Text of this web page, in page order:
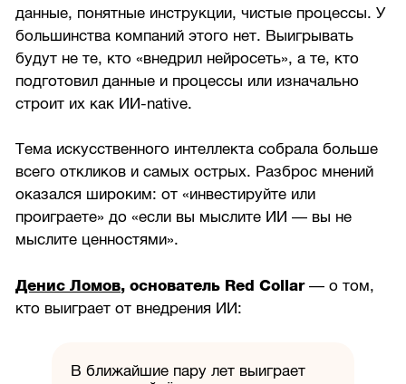
данные, понятные инструкции, чистые процессы. У
большинства компаний этого нет. Выигрывать
будут не те, кто «внедрил нейросеть», а те, кто
подготовил данные и процессы или изначально
строит их как ИИ-native.
Тема искусственного интеллекта собрала больше
всего откликов и самых острых. Разброс мнений
оказался широким: от «инвестируйте или
проиграете» до «если вы мыслите ИИ — вы не
мыслите ценностями».
Денис Ломов, основатель Red Collar— о том,
кто выиграет от внедрения ИИ:
В ближайшие пару лет выиграет